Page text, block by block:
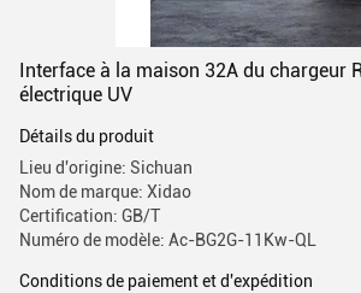
Interface à la maison 32A du chargeur
électrique UV
Détails du produit
Lieu d'origine: Sichuan
Nom de marque: Xidao
Certification: GB/T
Numéro de modèle: Ac-BG2G-11Kw-QL
Conditions de paiement et d'expédition